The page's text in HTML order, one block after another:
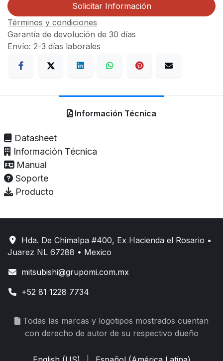
Solicitar Información
Términos y condiciones
Garantía de devolución de 30 días
Envío: 2-3 días laborales
Información Técnica
Datasheet
Información Técnica
Manual
Soporte
Producto
Hda. De Chimalpa #400, Ex Hacienda el Rosario •
Juarez NL 67288 • Mexico
mitsubishi@grupomi.com.mx
+52 81 1228 7734
Todas las marcas y logotipos mostrados cuentan
con derecho de autor de su respectivo dueño